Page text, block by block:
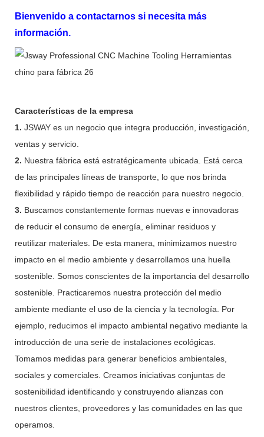
Bienvenido a contactarnos si necesita más
información.
Características de la empresa
1. JSWAY es un negocio que integra producción, investigación,
ventas y servicio.
2. Nuestra fábrica está estratégicamente ubicada. Está cerca
de las principales líneas de transporte, lo que nos brinda
flexibilidad y rápido tiempo de reacción para nuestro negocio.
3. Buscamos constantemente formas nuevas e innovadoras
de reducir el consumo de energía, eliminar residuos y
reutilizar materiales. De esta manera, minimizamos nuestro
impacto en el medio ambiente y desarrollamos una huella
sostenible. Somos conscientes de la importancia del desarrollo
sostenible. Practicaremos nuestra protección del medio
ambiente mediante el uso de la ciencia y la tecnología. Por
ejemplo, reducimos el impacto ambiental negativo mediante la
introducción de una serie de instalaciones ecológicas.
Tomamos medidas para generar beneficios ambientales,
sociales y comerciales. Creamos iniciativas conjuntas de
sostenibilidad identificando y construyendo alianzas con
nuestros clientes, proveedores y las comunidades en las que
operamos.